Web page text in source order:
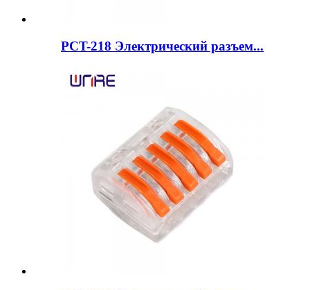
PCT-218 Электрический разъем...